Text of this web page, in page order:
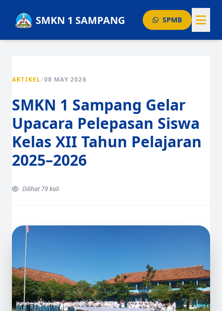
SMKN 1 SAMPANG SPMB
PENGUMUMAN
PRESTASI
ARTIKEL
Layanan Publik
ARTIKEL/08 MAY 2026
SMKN 1 Sampang Gelar
Upacara Pelepasan Siswa
Kelas XII Tahun Pelajaran
2025–2026
Dilihat 79 kali